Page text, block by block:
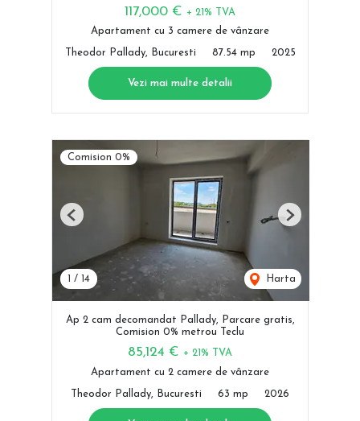
117,000 € + 21% TVA
Apartament cu 3 camere de vânzare
Theodor Pallady, Bucuresti 87.54 mp 2025
Vezi mai multe detalii
Comision 0%
/ 14 Harta
Previous Next
Ap 2 cam decomandat Pallady, Parcare gratis,
Comision 0% metrou Teclu
85,124 € + 21% TVA
Apartament cu 2 camere de vânzare
Theodor Pallady, Bucuresti 63 mp 2026